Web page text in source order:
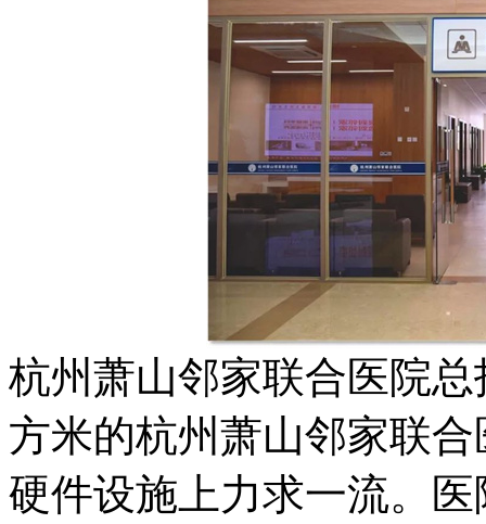
杭州萧山邻家联合医院总
方米的杭州萧山邻家联
硬件设施上力求一流。